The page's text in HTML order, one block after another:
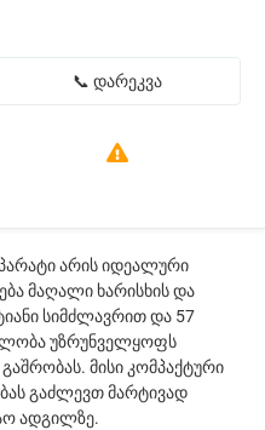
📞 დარეკვა
არის იდეალური
მაღალი ხარისხის და
სიმძლავრით და 57
უზრუნველყოფს
მისი კომპაქტური
გაძლევთ მარტივად
ადგილზე.